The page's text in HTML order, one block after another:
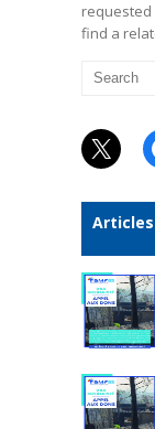
requested
find a
X